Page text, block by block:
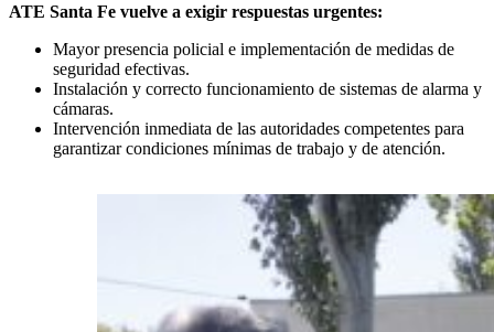
ATE Santa Fe vuelve a exigir respuestas urgentes:
Mayor presencia policial e implementación de medidas de
seguridad efectivas.
Instalación y correcto funcionamiento de sistemas de alarma y
cámaras.
Intervención inmediata de las autoridades competentes para
garantizar condiciones mínimas de trabajo y de atención.